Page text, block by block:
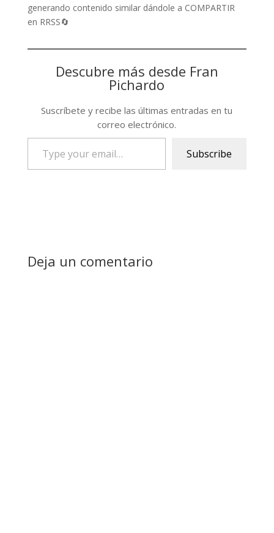
generando contenido similar dándole a COMPARTIR
en RRSS🔄
Descubre más desde Fran
Pichardo
Suscríbete y recibe las últimas entradas en tu
correo electrónico.
email…
Subscribe
Deja un comentario